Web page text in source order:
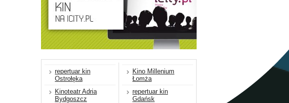
repertuar kin
Ostrołęka
Kinoteatr Adria
Bydgoszcz
Kino Millenium
Łomża
repertuar kin
Gdańsk